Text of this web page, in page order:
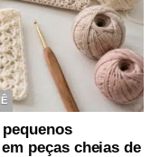
peças cheias de